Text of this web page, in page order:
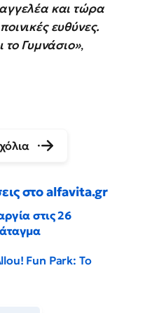
και τώρα
ευθύνες.
το Γυμνάσιο»,
στο alfavita.gr
στις 26
Fun Park: Το